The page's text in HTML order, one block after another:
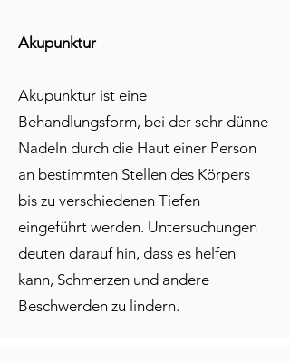
Akupunktur
Akupunktur ist eine
Behandlungsform, bei der sehr dünne
Nadeln durch die Haut einer Person
an bestimmten Stellen des Körpers
bis zu verschiedenen Tiefen
eingeführt werden. Untersuchungen
deuten darauf hin, dass es helfen
kann, Schmerzen und andere
Beschwerden zu lindern.